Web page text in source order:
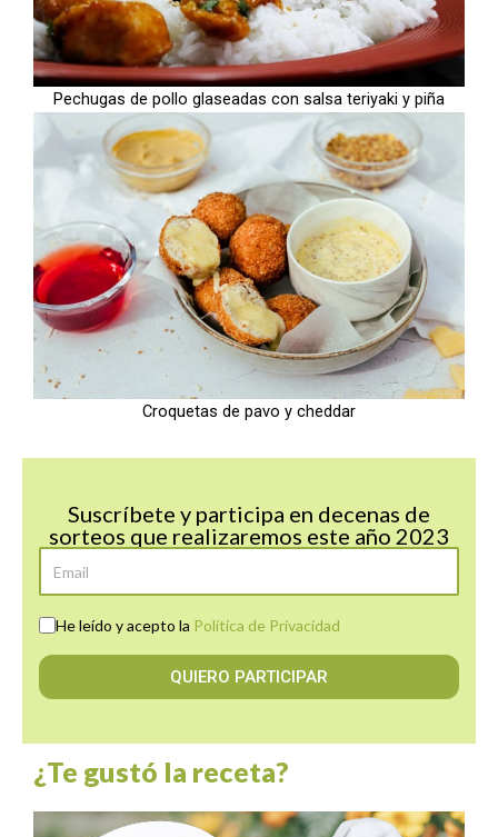
Pechugas de pollo glaseadas con salsa teriyaki y piña
Croquetas de pavo y cheddar
Suscríbete y participa en decenas de
sorteos que realizaremos este año 2023
He leído y acepto la Política de Privacidad
QUIERO PARTICIPAR
¿Te gustó la receta?